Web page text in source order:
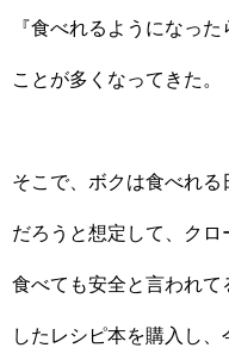
『食べれるようになっ
ことが多くなってきた。
そこで、ボクは食べれる
だろうと想定して、クロ
食べても安全と言われて
したレシピ本を購入し、